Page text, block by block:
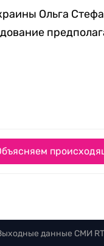
Ольга
данные СМИ